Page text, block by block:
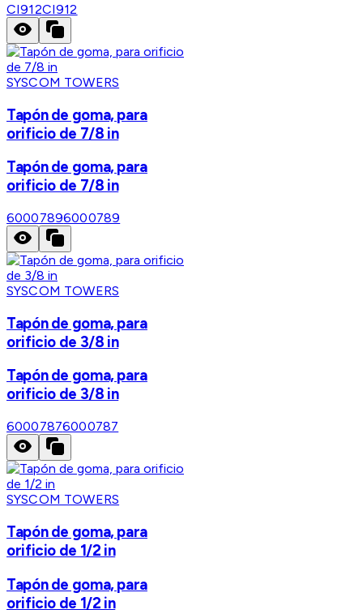
CI912CI912
SYSCOM TOWERS
Tapón de goma, para
orificio de 7/8 in
Tapón de goma, para
orificio de 7/8 in
60007896000789
SYSCOM TOWERS
Tapón de goma, para
orificio de 3/8 in
Tapón de goma, para
orificio de 3/8 in
60007876000787
SYSCOM TOWERS
Tapón de goma, para
orificio de 1/2 in
Tapón de goma, para
orificio de 1/2 in